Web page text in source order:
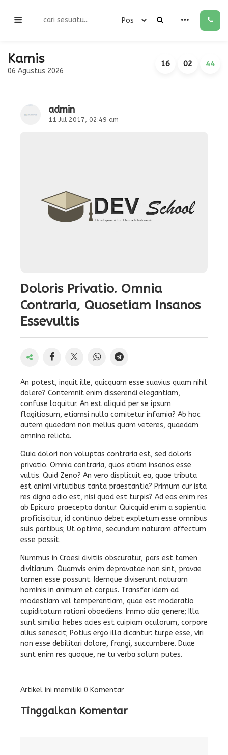
Kamis
06 Agustus 2026
16 02 44
admin
11 Jul 2017, 02:49 am
Doloris Privatio. Omnia
Contraria, Quosetiam Insanos
Essevultis
An potest, inquit ille, quicquam esse suavius quam nihil
dolere? Contemnit enim disserendi elegantiam,
confuse loquitur. An est aliquid per se ipsum
flagitiosum, etiamsi nulla comitetur infamia? Ab hoc
autem quaedam non melius quam veteres, quaedam
omnino relicta.
Quia dolori non voluptas contraria est, sed doloris
privatio. Omnia contraria, quos etiam insanos esse
vultis. Quid Zeno? An vero displicuit ea, quae tributa
est animi virtutibus tanta praestantia? Primum cur ista
res digna odio est, nisi quod est turpis? Ad eas enim res
ab Epicuro praecepta dantur. Quicquid enim a sapientia
proficiscitur, id continuo debet expletum esse omnibus
suis partibus; Ut optime, secundum naturam affectum
esse possit.
Nummus in Croesi divitiis obscuratur, pars est tamen
divitiarum. Quamvis enim depravatae non sint, pravae
tamen esse possunt. Idemque diviserunt naturam
hominis in animum et corpus. Transfer idem ad
modestiam vel temperantiam, quae est moderatio
cupiditatum rationi oboediens. Immo alio genere; Illa
sunt similia: hebes acies est cuipiam oculorum, corpore
alius senescit; Potius ergo illa dicantur: turpe esse, viri
non esse debilitari dolore, frangi, succumbere. Duae
sunt enim res quoque, ne tu verba solum putes.
Artikel ini memiliki 0 Komentar
Tinggalkan Komentar